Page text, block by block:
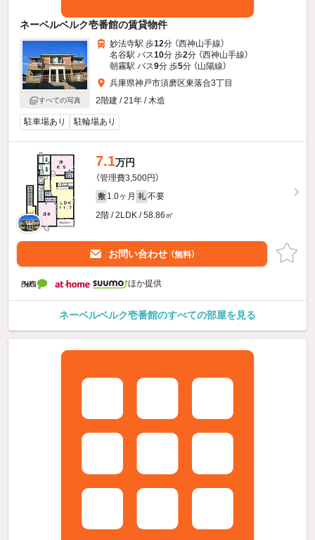
ネーベルベルク壱番館の賃貸物件
すべての写真
妙法寺駅 歩12分 （西神山手線）
名谷駅 バス10分 歩2分 （西神山手線）
朝霧駅 バス9分 歩5分 （山陽線）
兵庫県神戸市須磨区東落合3丁目
2階建 / 21年 / 木造
駐車場あり 駐輪場あり
7.1万円
（管理費3,500円）
敷 1.0ヶ月 礼 不要
2階 / 2LDK / 58.86㎡
お問い合わせ （無料）
ほか提供
ネーベルベルク壱番館のすべての部屋を見る